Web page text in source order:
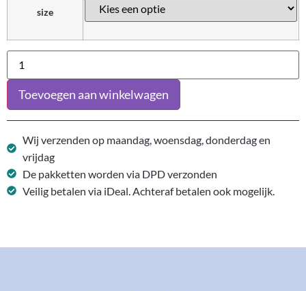
size
Toevoegen aan winkelwagen
Wij verzenden op maandag, woensdag, donderdag en
vrijdag
De pakketten worden via DPD verzonden
Veilig betalen via iDeal. Achteraf betalen ook mogelijk.